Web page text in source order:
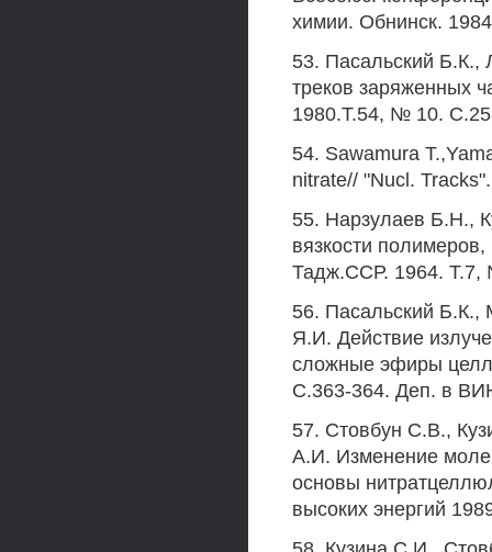
химии. Обнинск.
53. Пасальский Б.К.,
треков заряженных
1980.Т.54, № 10.
54. Sawamura
nitrate// "Nucl.
55. Нарзулаев Б.Н.,
вязкости
Тадж.ССР. 1964.
56. Пасальский Б.К.,
Я.И. Действие
сложные эфиры
С.363-364. Деп. в
57. Стовбун С.В.,
А.И. Изменение
основы
высоких энергий